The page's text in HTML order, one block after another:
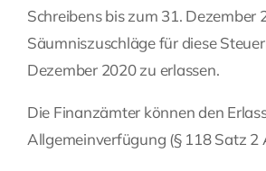
Schreibens bis zum 31. Dezember
Säumniszuschläge für diese
Dezember 2020 zu erlassen.
Die Finanzämter können den
Allgemeinverfügung (§ 118 Satz 2